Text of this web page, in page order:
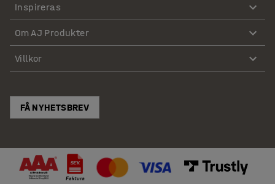
Inspireras
Om AJ Produkter
Villkor
FÅ NYHETSBREV